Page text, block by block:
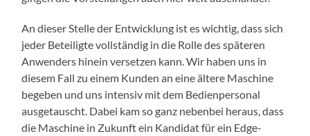
An dieser Stelle der Entwicklung ist es wichtig, dass sich
jeder Beteiligte vollständig in die Rolle des späteren
Anwenders hinein versetzen kann. Wir haben uns in
diesem Fall zu einem Kunden an eine ältere Maschine
begeben und uns intensiv mit dem Bedienpersonal
ausgetauscht. Dabei kam so ganz nebenbei heraus, dass
die Maschine in Zukunft ein Kandidat für ein Edge-